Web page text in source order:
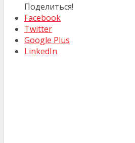
Поделиться!
Facebook
Twitter
Google Plus
LinkedIn